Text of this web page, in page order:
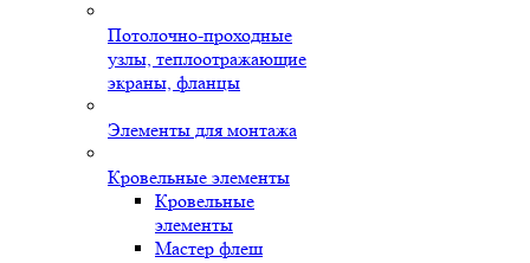
Потолочно-проходные
узлы, теплоотражающие
экраны, фланцы
Элементы для монтажа
Кровельные элементы
Кровельные
элементы
Мастер флеш